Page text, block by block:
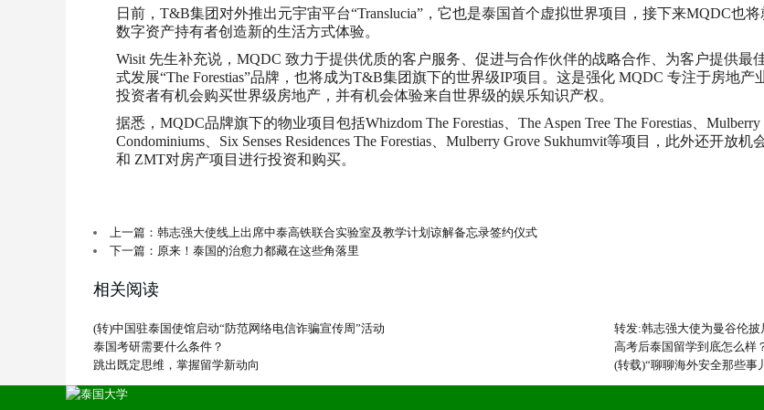
日前，T&B集团对外推出元宇宙平台“Translucia”，它也是泰国首个虚拟世界项目，接下来MQDC也
数字资产持有者创造新的生活方式体验。
Wisit 先生补充说，MQDC 致力于提供优质的客户服务、促进与合作伙伴的战略合作、为客户提供最
式发展“The Forestias”品牌，也将成为T&B集团旗下的世界级IP项目。这是强化 MQDC 专注于房地
投资者有机会购买世界级房地产，并有机会体验来自世界级的娱乐知识产权。
据悉，MQDC品牌旗下的物业项目包括Whizdom The Forestias、The Aspen Tree The Forestias、Mulberry
Condominiums、Six Senses Residences The Forestias、Mulberry Grove Sukhumvit等项目，此外还开
和 ZMT对房产项目进行投资和购买。
上一篇：韩志强大使线上出席中泰高铁联合实验室及教学计划谅解备忘录签约仪式
下一篇：原来！泰国的治愈力都藏在这些角落里
相关阅读
(转)中国驻泰国使馆启动“防范网络电信诈骗宣传周”活动
转发:韩志强大使为曼谷伦
泰国考研需要什么条件？
高考后泰国留学到底怎么样
跳出既定思维，掌握留学新动向
(转载)“聊聊海外安全那些事